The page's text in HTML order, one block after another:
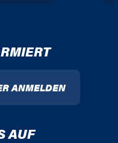
ANMELDEN
AUF